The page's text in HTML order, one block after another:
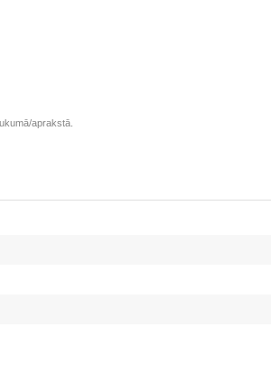
aprakstā.